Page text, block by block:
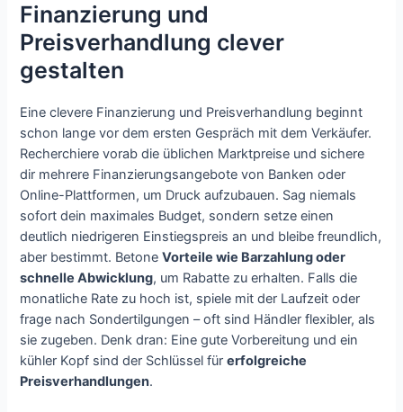
Finanzierung und
Preisverhandlung clever
gestalten
Eine clevere Finanzierung und Preisverhandlung beginnt
schon lange vor dem ersten Gespräch mit dem Verkäufer.
Recherchiere vorab die üblichen Marktpreise und sichere
dir mehrere Finanzierungsangebote von Banken oder
Online-Plattformen, um Druck aufzubauen. Sag niemals
sofort dein maximales Budget, sondern setze einen
deutlich niedrigeren Einstiegspreis an und bleibe freundlich,
aber bestimmt. BetoneVorteile wie Barzahlung oder
schnelle Abwicklung, um Rabatte zu erhalten. Falls die
monatliche Rate zu hoch ist, spiele mit der Laufzeit oder
frage nach Sondertilgungen – oft sind Händler flexibler, als
sie zugeben. Denk dran: Eine gute Vorbereitung und ein
kühler Kopf sind der Schlüssel fürerfolgreiche
Preisverhandlungen.